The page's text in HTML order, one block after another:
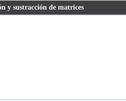
y sustracción de matrices